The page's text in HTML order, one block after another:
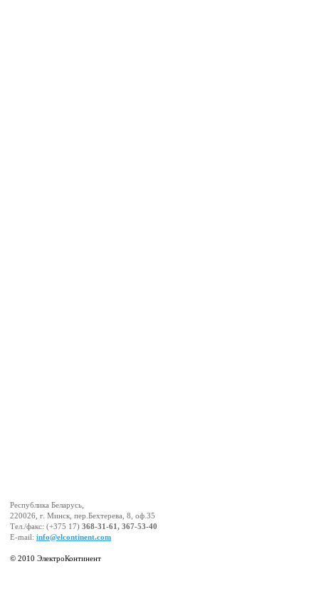
Республика Беларусь,
220026, г. Минск, пер.Бехтерева, 8, оф.35
Тел./факс: (+375 17) 368-31-61, 367-53-40
E-mail: info@elcontinent.com
© 2010 ЭлектроКонтинент